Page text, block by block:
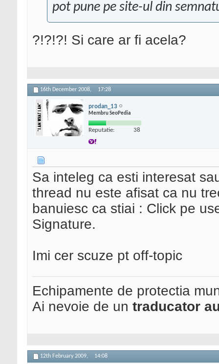
pot pune pe site-ul din
?!?!?! Si care ar fi acela?
16th December 2008, 17:28
prodan_13
Membru SeoPedia
Reputatie: 38
Sa inteleg ca esti interesat
thread nu este afisat ca nu
banuiesc ca stiai : Click pe
Signature.
Imi cer scuze pt off-topic
Echipamente de protectia
Ai nevoie de un traducator
12th February 2009, 14:08